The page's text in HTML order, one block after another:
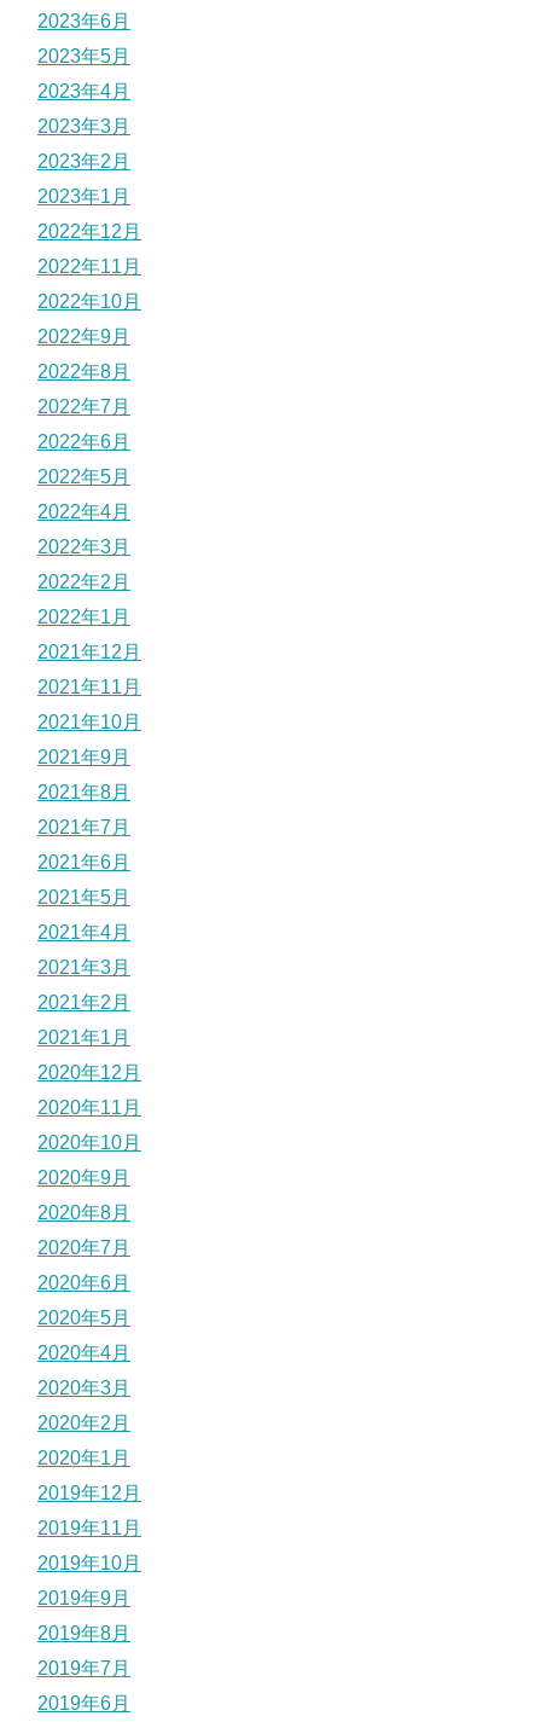
2023年6月
2023年5月
2023年4月
2023年3月
2023年2月
2023年1月
2022年12月
2022年11月
2022年10月
2022年9月
2022年8月
2022年7月
2022年6月
2022年5月
2022年4月
2022年3月
2022年2月
2022年1月
2021年12月
2021年11月
2021年10月
2021年9月
2021年8月
2021年7月
2021年6月
2021年5月
2021年4月
2021年3月
2021年2月
2021年1月
2020年12月
2020年11月
2020年10月
2020年9月
2020年8月
2020年7月
2020年6月
2020年5月
2020年4月
2020年3月
2020年2月
2020年1月
2019年12月
2019年11月
2019年10月
2019年9月
2019年8月
2019年7月
2019年6月